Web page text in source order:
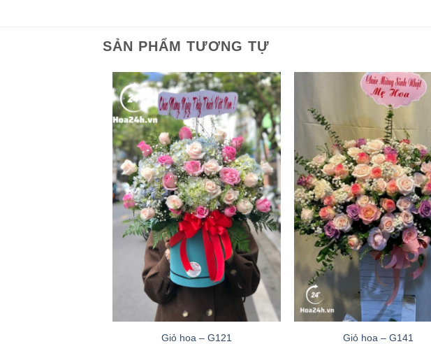
SẢN PHẨM TƯƠNG TỰ
Giỏ hoa – G121 Giỏ hoa – G141